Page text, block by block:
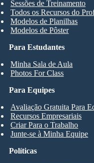
Para Estudantes
Minha Sala de Aula
Photos For Class
Sessões de Treinamento
Todos os Recursos do
Modelos de Planilhas
Modelos de Pôster
Para Equipes
Avaliação Gratuita Para
Recursos Empresariais
Criar Para o Trabalho
Junte-se à Minha Equipe
Políticas